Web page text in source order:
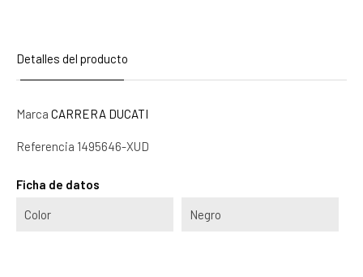
Detalles del producto
Marca CARRERA DUCATI
Referencia 1495646-XUD
Ficha de datos
Color Negro